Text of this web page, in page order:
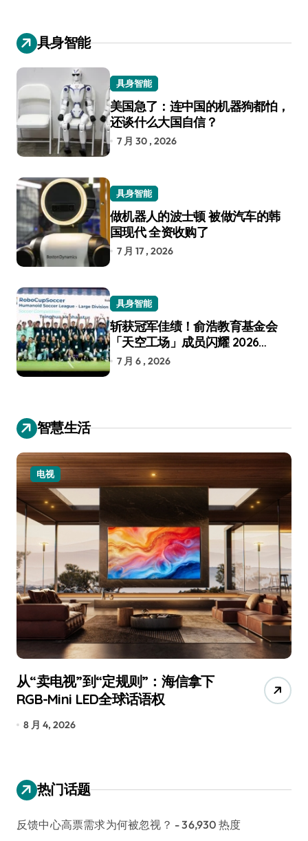
具身智能
具身智能
美国急了：连中国的机器狗都怕，
还谈什么大国自信？
7 月 30 , 2026
具身智能
做机器人的波士顿 被做汽车的韩
国现代 全资收购了
7 月 17 , 2026
具身智能
斩获冠军佳绩！俞浩教育基金会
「天空工场」成员闪耀 2026
RoboCup 机器人世界杯
7 月 6 , 2026
智慧生活
电视
从“卖电视”到“定规则”：海信拿下
RGB-Mini LED全球话语权
8 月 4, 2026
热门话题
反馈中心高票需求为何被忽视？ - 36,930 热度